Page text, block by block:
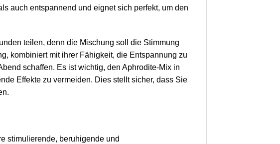
auch entspannend und eignet sich perfekt, um den
teilen, denn die Mischung soll die Stimmung
kombiniert mit ihrer Fähigkeit, die Entspannung zu
schaffen. Es ist wichtig, den Aphrodite-Mix in
Effekte zu vermeiden. Dies stellt sicher, dass Sie
stimulierende, beruhigende und